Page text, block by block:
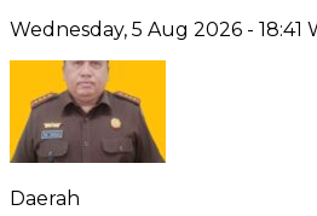
Wednesday, 5 Aug 2026 - 18:41
Daerah